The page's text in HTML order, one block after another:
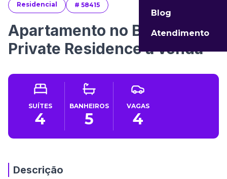
Blog
Atendimento
Residencial # 58415
Apartamento no Bravíssima
Private Residence à venda
SUÍTES
4
BANHEIROS
5
VAGAS
4
Descrição